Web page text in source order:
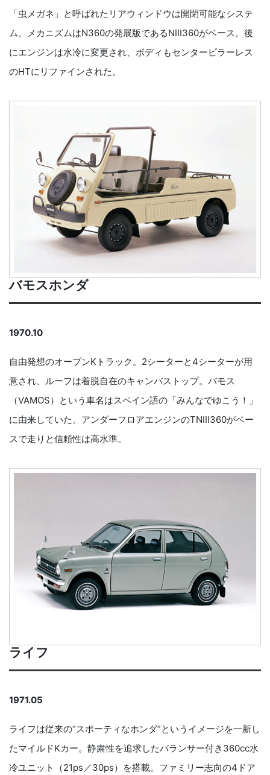
「虫メガネ」と呼ばれたリアウィンドウは開閉可能なシステ
ム。メカニズムはN360の発展版であるNIII360がベース。後
にエンジンは水冷に変更され、ボディもセンターピラーレス
のHTにリファインされた。
バモスホンダ
1970.10
自由発想のオープンKトラック。2シーターと4シーターが用
意され、ルーフは着脱自在のキャンバストップ。バモス
（VAMOS）という車名はスペイン語の「みんなでゆこう！」
に由来していた。アンダーフロアエンジンのTNIII360がベー
スで走りと信頼性は高水準。
ライフ
1971.05
ライフは従来の“スポーティなホンダ”というイメージを一新し
たマイルドKカー。静粛性を追求したバランサー付き360cc水
冷ユニット（21ps／30ps）を搭載。ファミリー志向の4ドア